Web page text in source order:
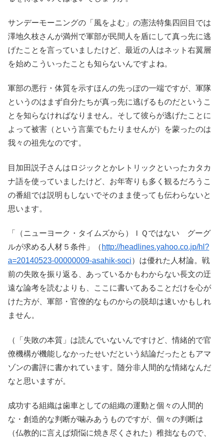
サンデーモーニングの「風をよむ」の憲法特集四回目では
澤地久枝さんが満州で軍部が民間人を盾にして真っ先に逃
げたことを言っていましたけど、最近の人はネット右翼層
を始めこういったことも知らないんですよね。
軍部の悪行・体質を示すほんの先っぽの一端ですが、軍隊
というのはまず自分たちが真っ先に逃げるものだというこ
とを知らなければなりません。そして彼らが逃げたことに
よって被害（という言葉でもたりませんが）を蒙ったのは
我々の祖先なのです。
目加田説子さんはロジックとかレトリックといったカタカ
ナ語を使っていましたけど、お年寄りも多く観るだろうこ
の番組では説明もしないでそのまま使っても伝わらないと
思います。
「（ニューヨーク・タイムズから）ＩＱではない グーグ
ルが求める人材５条件」（ http://headlines.yahoo.co.jp/hl?
a=20140523-00000009-asahik-soci）は優れた人材論。戦
前の失敗を振り返る、あっているかもわからない長文の迂
遠な論考を読むよりも、ここに書いてあることだけを心が
けた方が、軍部・官僚的なものからの脱却は速いかもしれ
ません。
（「失敗の本質」は読んでいないんですけど、情緒的で官
僚機構が機能しなかったせいだという結論だったともアマ
ゾンの書評に書かれています。随分非人間的な情緒なんだ
なと思いますが。
成功する組織は歯車としての組織の運動と個々の人間的
な・創造的な判断が噛みあうものですが、個々の判断は
（仏教的に言えば煩悩に焼き尽くされた）稚拙なもので、